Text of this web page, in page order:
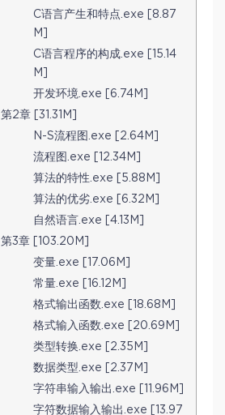
C语言产生和特点.exe [8.87
M]
C语言程序的构成.exe [15.14
M]
开发环境.exe [6.74M]
第2章 [31.31M]
N-S流程图.exe [2.64M]
流程图.exe [12.34M]
算法的特性.exe [5.88M]
算法的优劣.exe [6.32M]
自然语言.exe [4.13M]
第3章 [103.20M]
变量.exe [17.06M]
常量.exe [16.12M]
格式输出函数.exe [18.68M]
格式输入函数.exe [20.69M]
类型转换.exe [2.35M]
数据类型.exe [2.37M]
字符串输入输出.exe [11.96M]
字符数据输入输出.exe [13.97